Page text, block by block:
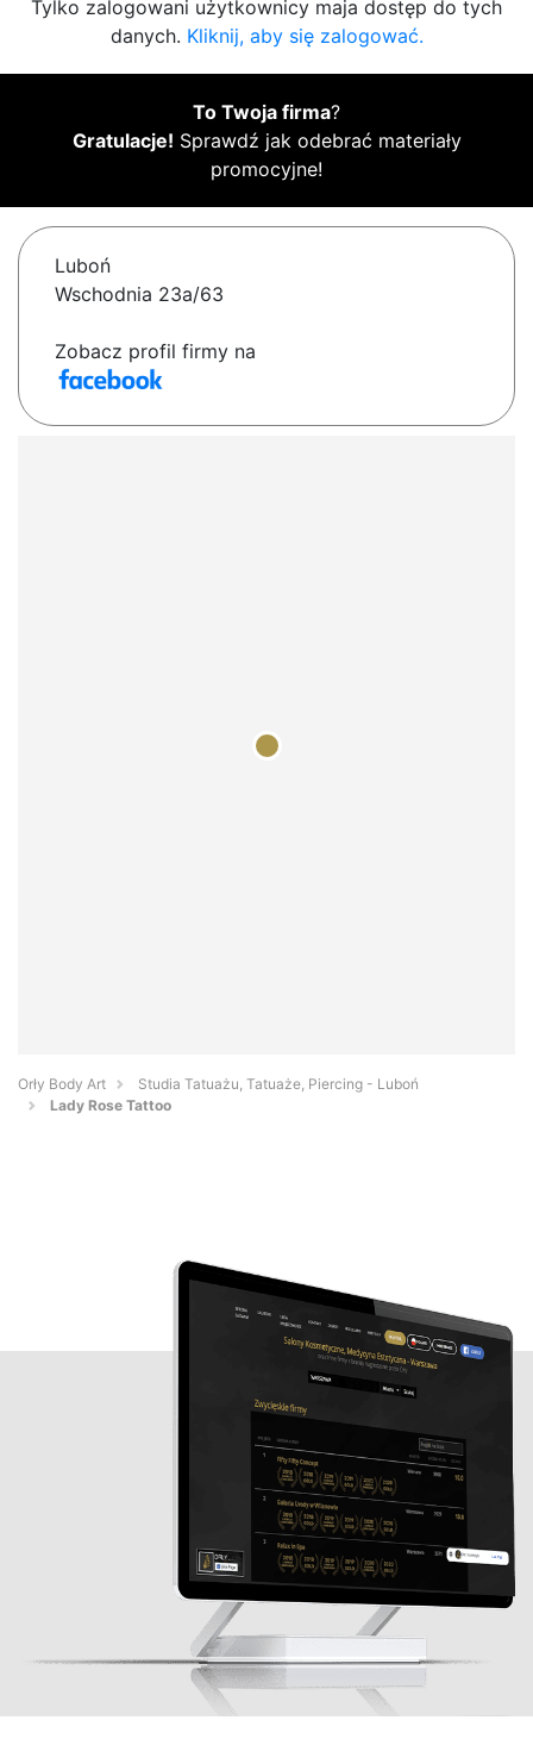
Tylko zalogowani użytkownicy maja dostęp do tych
danych. Kliknij, aby się zalogować.
To Twoja firma?
Gratulacje! Sprawdź jak odebrać materiały
promocyjne!
Luboń
Wschodnia 23a/63
Zobacz profil firmy na
Orły Body Art
Studia Tatuażu, Tatuaże, Piercing - Luboń
Lady Rose Tattoo